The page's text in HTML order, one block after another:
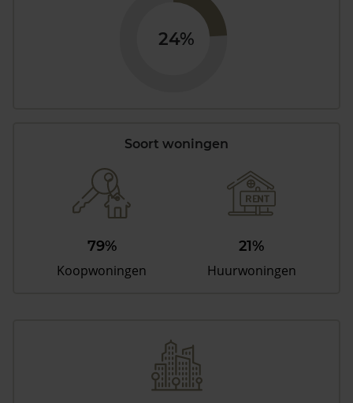
24%
Soort woningen
79%
Koopwoningen
21%
Huurwoningen